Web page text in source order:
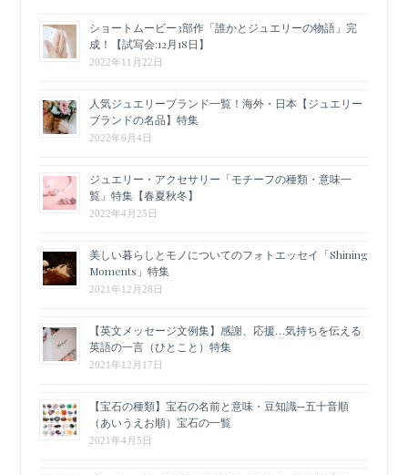
ショートムービー3部作「誰かとジュエリーの物語」完
成！【試写会:12月18日】
2022年11月22日
人気ジュエリーブランド一覧！海外・日本【ジュエリー
ブランドの名品】特集
2022年6月4日
ジュエリー・アクセサリー「モチーフの種類・意味一
覧」特集【春夏秋冬】
2022年4月25日
美しい暮らしとモノについてのフォトエッセイ「Shining
Moments」特集
2021年12月28日
【英文メッセージ文例集】感謝、応援…気持ちを伝える
英語の一言（ひとこと）特集
2021年12月17日
【宝石の種類】宝石の名前と意味・豆知識─五十音順
（あいうえお順）宝石の一覧
2021年4月5日